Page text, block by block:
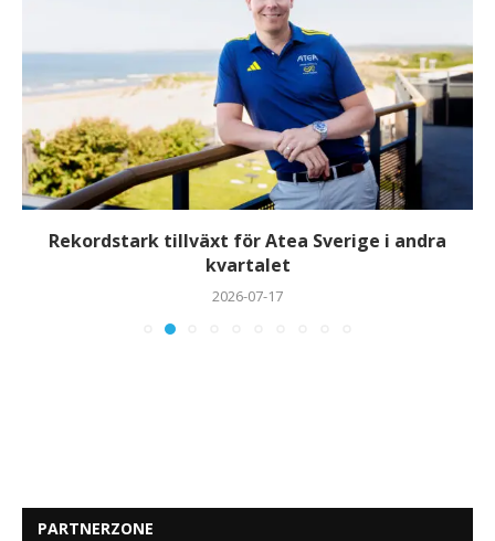
Rekordstark tillväxt för Atea Sverige i andra
kvartalet
2026-07-17
PARTNERZONE